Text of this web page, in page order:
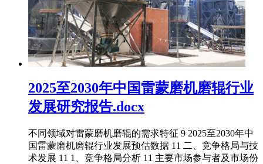
2025至2030年中国雷蒙磨机磨辊行业
发展研究报告.docx
不同领域对雷蒙磨机磨辊的需求特征 9 2025至2030年中
国雷蒙磨机磨辊行业发展预估数据 11 二、竞争格局与技
术发展 11 1、竞争格局分析 11 主要市场参与者及市场份